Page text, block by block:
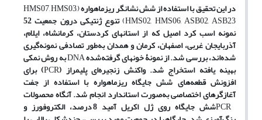
در این تحقیق با استفاده از شش نشانگر ریزماهواره (HMS07, HMS03,
HMS02, HMS06, ASB02, ASB23) تنوع ژنتیکی درون جمعیت 52
نمونه اسب کرد اصیل که از استان­های کردستان، کرمانشاه، ایلام،
آذربایجان غربی، اصفهان، کرمان و همدان به‌طور تصادفی نمونه‌گیری
شده‌اند، بررسی شد. از نمونۀ خونهای گرفته‌شدهDNAبه روشنمکی
بهینه یافته استخراج شد. واکنش زنجیره‌ای پلیمراز (PCR) برای
افزونش قطعه‌های شش جایگاه ریزماهواره با استفاده از جفت
آغازگرهای اختصاصی به‌صورت استاندارد انجام شد. آنگاه محصولات
PCR شش جایگاه روی ژل اکریل آمید 8 درصد، الکتروفورز و